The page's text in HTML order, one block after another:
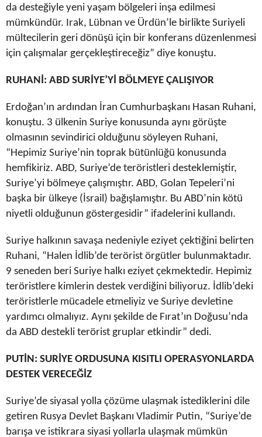
da desteğiyle yeni yaşam bölgeleri inşa edilmesi
mümkündür. Irak, Lübnan ve Ürdün’le birlikte Suriyeli
mültecilerin geri dönüşü için bir konferans düzenlenmesi
için çalışmalar gerçekleştireceğiz” diye konuştu.
RUHANİ: ABD SURİYE’Yİ BÖLMEYE ÇALIŞIYOR
Erdoğan’ın ardından İran Cumhurbaşkanı Hasan Ruhani,
konuştu. 3 ülkenin Suriye konusunda aynı görüşte
olmasının sevindirici olduğunu söyleyen Ruhani,
“Hepimiz Suriye’nin toprak bütünlüğü konusunda
hemfikiriz. ABD, Suriye’de teröristleri desteklemiştir,
Suriye’yi bölmeye çalışmıştır. ABD, Golan Tepeleri’ni
başka bir ülkeye (İsrail) bağışlamıştır. Bu ABD’nin kötü
niyetli olduğunun göstergesidir” ifadelerini kullandı.
Suriye halkının savaşa nedeniyle eziyet çektiğini belirten
Ruhani, “Halen İdlib’de terörist örgütler bulunmaktadır.
9 seneden beri Suriye halkı eziyet çekmektedir. Hepimiz
teröristlere kimlerin destek verdiğini biliyoruz. İdlib’deki
teröristlerle mücadele etmeliyiz ve Suriye devletine
yardımcı olmalıyız. Aynı şekilde de Fırat’ın Doğusu’nda
da ABD destekli terörist gruplar etkindir” dedi.
PUTİN: SURİYE ORDUSUNA KISITLI OPERASYONLARDA
DESTEK VERECEĞİZ
Suriye’de siyasal yolla çözüme ulaşmak istediklerini dile
getiren Rusya Devlet Başkanı Vladimir Putin, “Suriye’de
barışa ve istikrara siyasi yollarla ulaşmak mümkün